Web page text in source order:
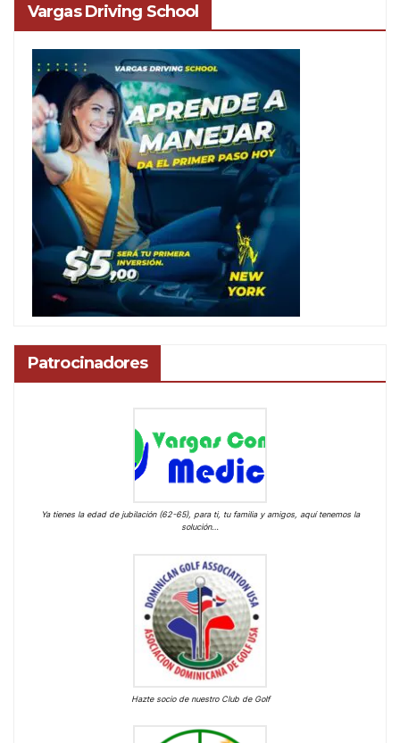
Vargas Driving School
Patrocinadores
Ya tienes la edad de jubilación (62-65), para ti, tu familia y amigos, aquí tenemos la
solución…
Hazte socio de nuestro Club de Golf